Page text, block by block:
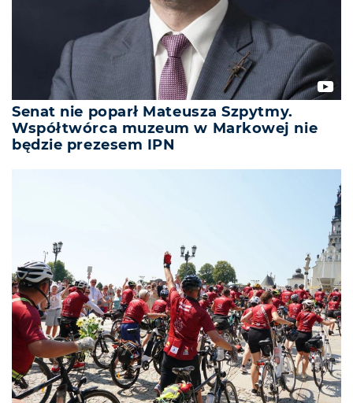
Senat nie poparł Mateusza Szpytmy.
Współtwórca muzeum w Markowej nie
będzie prezesem IPN